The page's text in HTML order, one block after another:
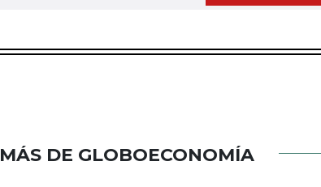
MÁS DE GLOBOECONOMÍA